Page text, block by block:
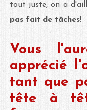
tout juste, on a
pas fait de tâches!
Vous
apprécié
tant que
tête à